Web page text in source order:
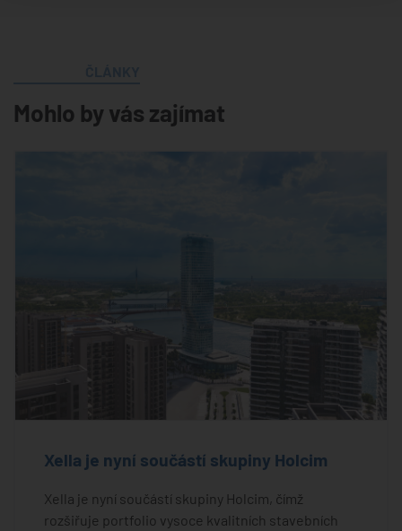
Mohlo by vás zajímat
Xella je nyní součástí skupiny Holcim
Xella je nyní součástí skupiny Holcim, čímž
rozšiřuje portfolio vysoce kvalitních stavebních